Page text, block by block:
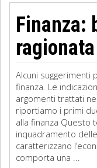
Finanza:
ragionata
Alcuni suggerimenti
finanza. Le
argomenti trattati
riportiamo i primi
alla finanza Questo
inquadramento
caratterizzano
comporta una ...